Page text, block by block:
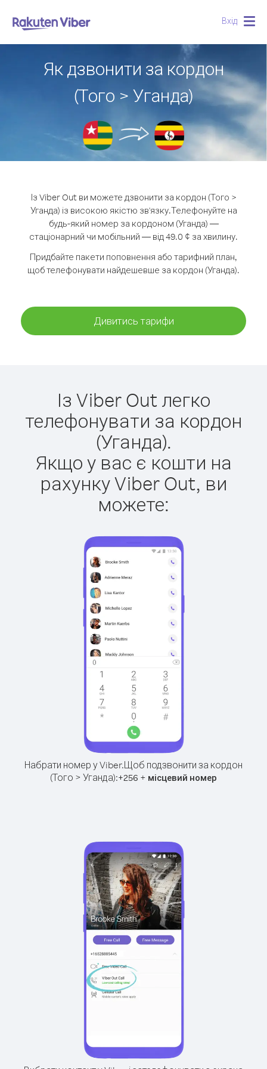
Вхід
Як дзвонити за кордон
(Того > Уганда)
Із Viber Out ви можете дзвонити за кордон (Того >
Уганда) із високою якістю зв'язку.Телефонуйте на
будь-який номер за кордоном (Уганда) —
стаціонарний чи мобільний — від 49.0 ¢ за хвилину.
Придбайте пакети поповнення або тарифний план,
щоб телефонувати найдешевше за кордон (Уганда).
Дивитись тарифи
Із Viber Out легко
телефонувати за кордон
(Уганда).
Якщо у вас є кошти на
рахунку Viber Out, ви
можете:
Набрати номер у Viber.Щоб подзвонити за кордон
(Того > Уганда):+256 + місцевий номер